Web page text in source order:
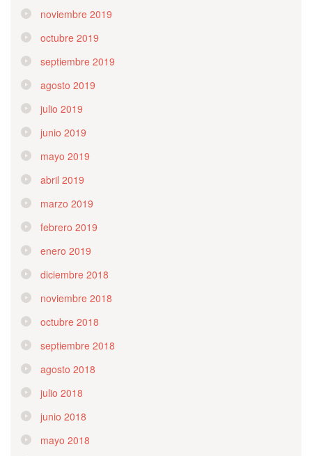
noviembre 2019
octubre 2019
septiembre 2019
agosto 2019
julio 2019
junio 2019
mayo 2019
abril 2019
marzo 2019
febrero 2019
enero 2019
diciembre 2018
noviembre 2018
octubre 2018
septiembre 2018
agosto 2018
julio 2018
junio 2018
mayo 2018